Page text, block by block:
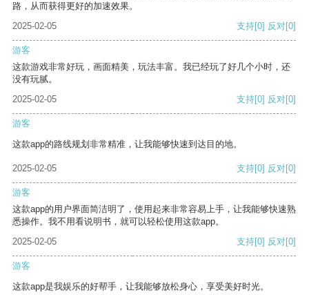
路，从而获得更好的加速效果。
2025-02-05
支持[0] 反对[0]
游客
这款游戏非常好玩，画面精美，玩法丰富。我已经玩了好几个小时，还
没有玩腻。
2025-02-05
支持[0] 反对[0]
游客
这款app的路线规划非常精准，让我能够快速到达目的地。
2025-02-05 支持[0] 反对[0]
游客
这款app的用户界面简洁明了，使用起来非常容易上手，让我能够快速熟
悉操作。我不用看说明书，就可以轻松使用这款app。
2025-02-05
支持[0] 反对[0]
游客
这款app是我娱乐的好帮手，让我能够放松身心，享受美好时光。